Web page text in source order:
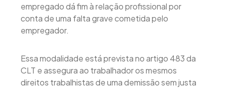
empregado dá fim à relação profissional por
conta de uma falta grave cometida pelo
empregador.
Essa modalidade está prevista no artigo 483 da
CLT e assegura ao trabalhador os mesmos
direitos trabalhistas de uma demissão sem justa